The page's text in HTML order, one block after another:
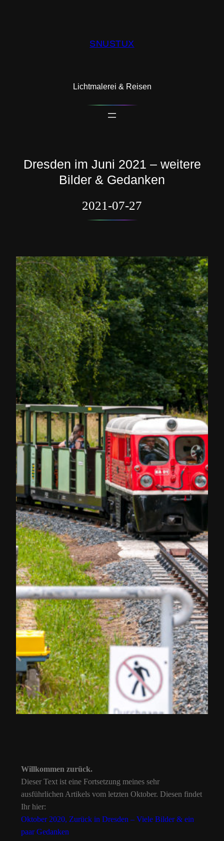
SNUSTUX
Lichtmalerei & Reisen
Dresden im Juni 2021 – weitere
Bilder & Gedanken
2021-07-27
Willkommen zurück.
Dieser Text ist eine Fortsetzung meines sehr
ausführlichen Artikels vom letzten Oktober. Diesen findet
Ihr hier:
Oktober 2020, Zurück in Dresden – Viele Bilder & ein
paar Gedanken